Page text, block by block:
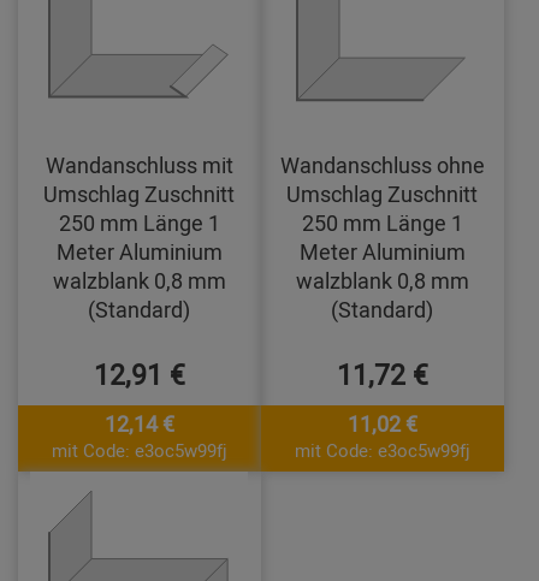
Wandanschluss mit
Umschlag Zuschnitt
250 mm Länge 1
Meter Aluminium
walzblank 0,8 mm
(Standard)
12,91 €
12,14 €
mit Code: e3oc5w99fj
Wandanschluss ohne
Umschlag Zuschnitt
250 mm Länge 1
Meter Aluminium
walzblank 0,8 mm
(Standard)
11,72 €
11,02 €
mit Code: e3oc5w99fj